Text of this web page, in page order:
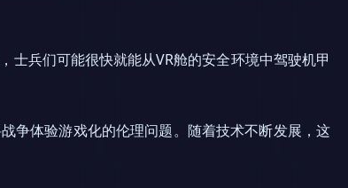
兵们可能很快就能从VR舱的安全环境中驾驶机甲
争体验游戏化的伦理问题。随着技术不断发展，这